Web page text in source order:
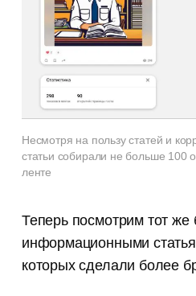
Несмотря на пользу статей и
статьи собирали не больше 100
ленте
Теперь посмотрим тот же
информационными
которых сделали более